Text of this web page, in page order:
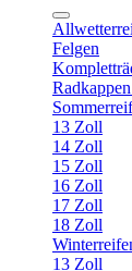
Felgen
13 Zoll
14 Zoll
15 Zoll
16 Zoll
17 Zoll
18 Zoll
13 Zoll